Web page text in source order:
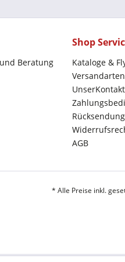
Beratung
Shop
Kataloge &
Versandarten
UnserKontakt
AGB
* Alle Preise inkl.